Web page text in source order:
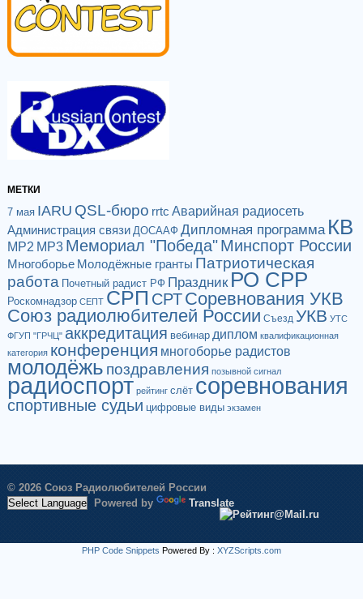
МЕТКИ
7 мая IARU QSL-бюро rrtc Аварийная радиосеть
Администрация связи ДОСААФ Дипломная программа КВ
МР2 МР3 Мемориал "Победа"Минспорт России
Многоборье Молодёжные гранты Патриотическая
работа Почетный радист РФ Праздник РО СРР
Роскомнадзор СЕПТ СРП СРТСоревнования УКВ
Союз радиолюбителей России Съезд УКВ УТС
ФГУП "ГРЧЦ" аккредитация вебинар диплом квалификационная
категория конференция многоборье радистов
молодёжь поздравления позывной сигнал
радиоспорт рейтинг слёт соревнования
спортивные судьи цифровые виды экзамен
© 2026 Союз Радиолюбителей России
Powered by
Translate
PHP Code Snippets Powered By : XYZScripts.com